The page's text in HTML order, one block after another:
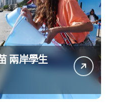
兩岸學生